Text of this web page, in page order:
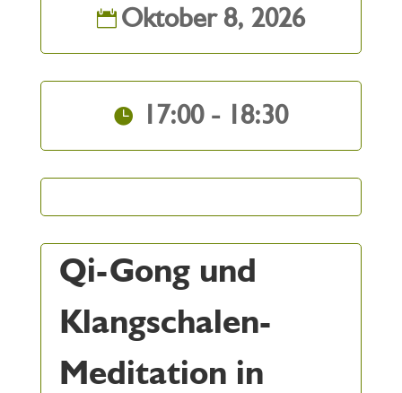
Oktober 8, 2026
17:00 - 18:30
Qi-Gong und
Klangschalen-
Meditation in